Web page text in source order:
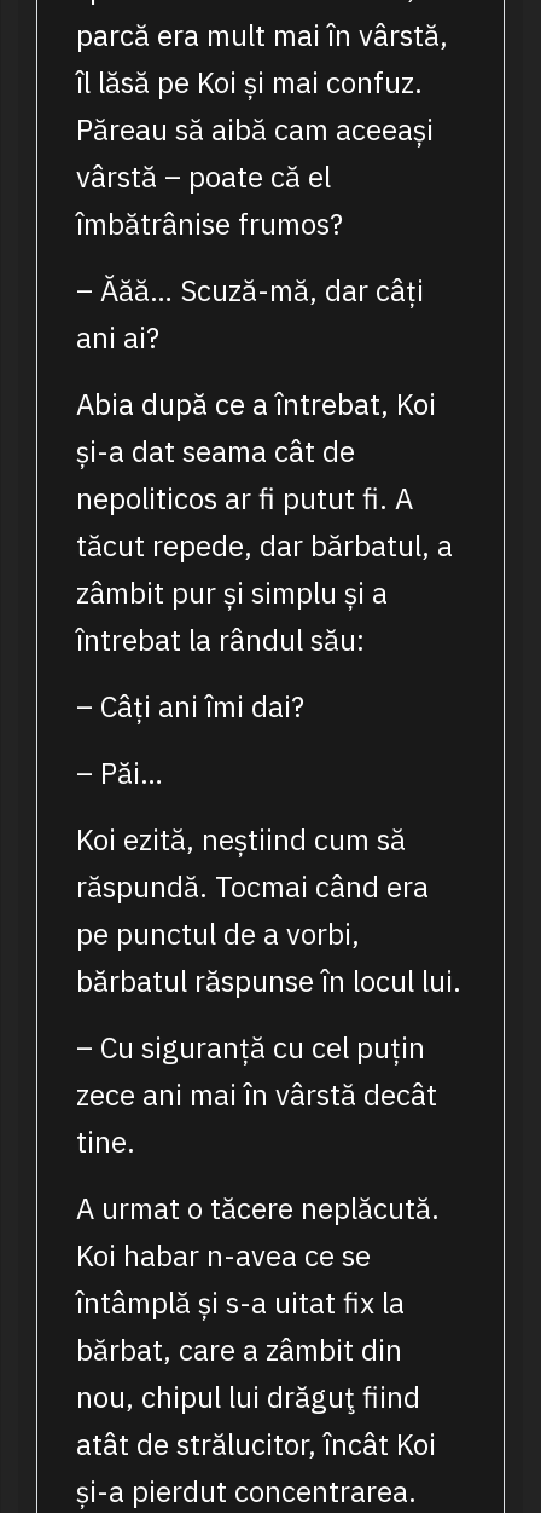
parcă era mult mai în vârstă,
îl lăsă pe Koi și mai confuz.
Păreau să aibă cam aceeași
vârstă – poate că el
îmbătrânise frumos?
– Ăăă… Scuză-mă, dar câți
ani ai?
Abia după ce a întrebat, Koi
și-a dat seama cât de
nepoliticos ar fi putut fi. A
tăcut repede, dar bărbatul, a
zâmbit pur și simplu și a
întrebat la rândul său:
– Câți ani îmi dai?
– Păi…
Koi ezită, neștiind cum să
răspundă. Tocmai când era
pe punctul de a vorbi,
bărbatul răspunse în locul lui.
– Cu siguranță cu cel puțin
zece ani mai în vârstă decât
tine.
A urmat o tăcere neplăcută.
Koi habar n-avea ce se
întâmplă și s-a uitat fix la
bărbat, care a zâmbit din
nou, chipul lui drăguţ fiind
atât de strălucitor, încât Koi
și-a pierdut concentrarea.